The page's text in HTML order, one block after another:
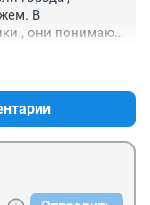
В
, они понимают